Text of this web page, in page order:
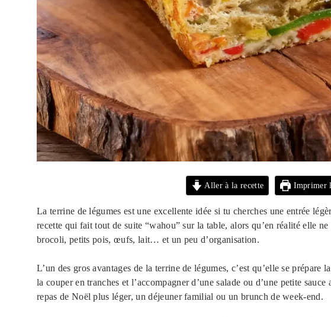
Aller à la recette Imprimer
La terrine de légumes est une excellente idée si tu cherches une entrée
recette qui fait tout de suite “wahou” sur la table, alors qu’en réalité elle
brocoli, petits pois, œufs, lait… et un peu d’organisation.
L’un des gros avantages de la terrine de légumes, c’est qu’elle se prépare
la couper en tranches et l’accompagner d’une salade ou d’une petite
repas de Noël plus léger, un déjeuner familial ou un brunch de week-end.